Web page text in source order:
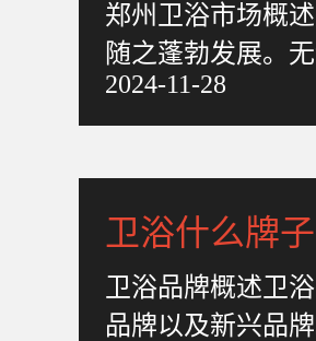
郑州卫浴市场概
随之蓬勃发展。
升。郑州的卫浴市
2024-11-28
卫浴什么牌
卫浴品牌概述卫
品牌以及新兴品